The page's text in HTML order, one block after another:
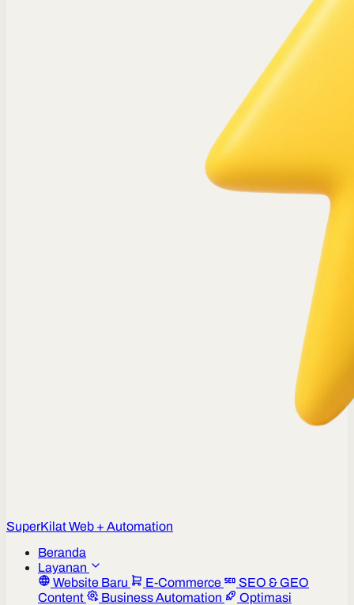
SuperKilatWeb + Automation
Beranda
Layanan
Website Baru
E-Commerce
SEO & GEO
Content
Business Automation
Optimasi